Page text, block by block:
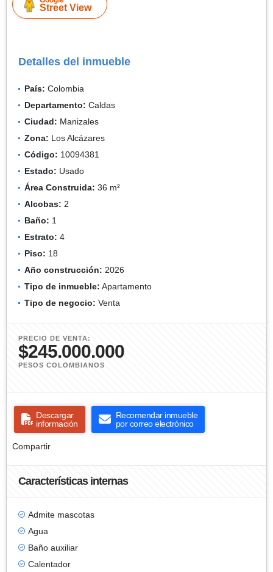
Street View
Detalles del inmueble
País: Colombia
Departamento: Caldas
Ciudad: Manizales
Zona: Los Alcázares
Código: 10094381
Estado: Usado
Área Construida: 36 m²
Alcobas: 2
Baño: 1
Estrato: 4
Piso: 18
Año construcción: 2026
Tipo de inmueble: Apartamento
Tipo de negocio: Venta
PRECIO DE VENTA:
$245.000.000
PESOS COLOMBIANOS
Descargar
información
Recomendar inmueble
por correo electrónico
Compartir
Características internas
Admite mascotas
Agua
Baño auxiliar
Calentador